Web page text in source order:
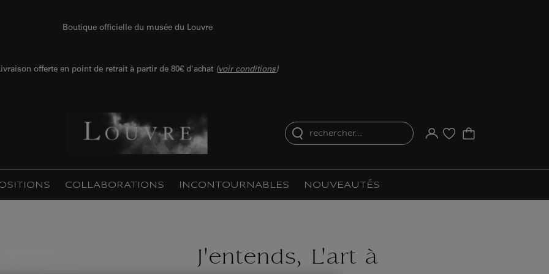
Boutique officielle du musée du Louvre
offerte en point de retrait à partir de 80€ d'achat (voir conditions)
rechercher...
Votre compte
Liste d'achat
COLLABORATIONS INCONTOURNABLES NOUVEAUTÉS
J'entends, L'art à